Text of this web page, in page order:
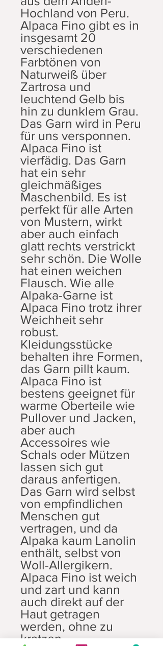
Hochland von Peru.
Alpaca Fino gibt es in
insgesamt 20
verschiedenen
Farbtönen von
Naturweiß über
Zartrosa und
leuchtend Gelb bis
hin zu dunklem Grau.
Das Garn wird in Peru
für uns versponnen.
Alpaca Fino ist
vierfädig. Das Garn
hat ein sehr
gleichmäßiges
Maschenbild. Es ist
perfekt für alle Arten
von Mustern, wirkt
aber auch einfach
glatt rechts verstrickt
sehr schön. Die Wolle
hat einen weichen
Flausch. Wie alle
Alpaka-Garne ist
Alpaca Fino trotz ihrer
Weichheit sehr
robust.
Kleidungsstücke
behalten ihre Formen,
das Garn pillt kaum.
Alpaca Fino ist
bestens geeignet für
warme Oberteile wie
Pullover und Jacken,
aber auch
Accessoires wie
Schals oder Mützen
lassen sich gut
daraus anfertigen.
Das Garn wird selbst
von empfindlichen
Menschen gut
vertragen, und da
Alpaka kaum Lanolin
enthält, selbst von
Woll-Allergikern.
Alpaca Fino ist weich
und zart und kann
auch direkt auf der
Haut getragen
werden, ohne zu
kratzen.